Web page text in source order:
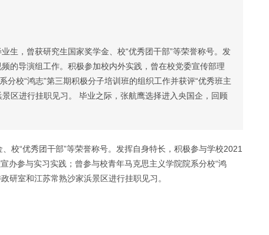
生，曾获研究生国家奖学金、校“优秀团干部”等荣誉称号。发
的导演组工作。积极参加校内外实践，曾在校党委宣传部理
校“鸿志”第三期积极分子培训班的组织工作并获评“优秀班主
区进行挂职见习。 毕业之际，张航鹰选择进入央国企，回顾
校“优秀团干部”等荣誉称号。发挥自身特长，积极参与学校2021
办参与实习实践；曾参与校青年马克思主义学院院系分校“鸿
研室和江苏常熟沙家浜景区进行挂职见习。